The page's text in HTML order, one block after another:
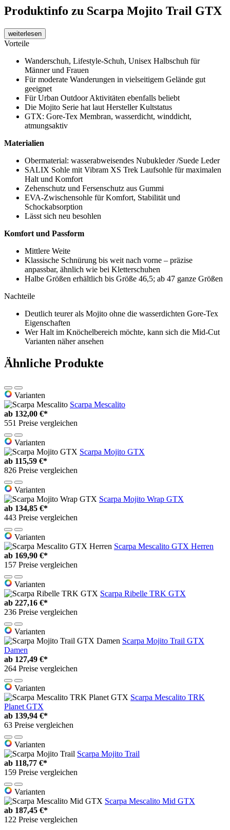
Produktinfo zu Scarpa Mojito Trail GTX
weiterlesen
Vorteile
Wanderschuh, Lifestyle-Schuh, Unisex Halbschuh für
Männer und Frauen
Für moderate Wanderungen in vielseitigem Gelände gut
geeignet
Für Urban Outdoor Aktivitäten ebenfalls beliebt
Die Mojito Serie hat laut Hersteller Kultstatus
GTX: Gore-Tex Membran, wasserdicht, winddicht,
atmungsaktiv
Materialien
Obermaterial: wasserabweisendes Nubukleder /Suede Leder
SALIX Sohle mit Vibram XS Trek Laufsohle für maximalen
Halt und Komfort
Zehenschutz und Fersenschutz aus Gummi
EVA-Zwischensohle für Komfort, Stabilität und
Schockabsorption
Lässt sich neu besohlen
Komfort und Passform
Mittlere Weite
Klassische Schnürung bis weit nach vorne – präzise
anpassbar, ähnlich wie bei Kletterschuhen
Halbe Größen erhältlich bis Größe 46,5; ab 47 ganze Größen
Nachteile
Deutlich teurer als Mojito ohne die wasserdichten Gore-Tex
Eigenschaften
Wer Halt im Knöchelbereich möchte, kann sich die Mid-Cut
Varianten näher ansehen
Ähnliche Produkte
Varianten
Scarpa Mescalito
ab 132,00 €*
551 Preise vergleichen
Varianten
Scarpa Mojito GTX
ab 115,59 €*
826 Preise vergleichen
Varianten
Scarpa Mojito Wrap GTX
ab 134,85 €*
443 Preise vergleichen
Varianten
Scarpa Mescalito GTX Herren
ab 169,90 €*
157 Preise vergleichen
Varianten
Scarpa Ribelle TRK GTX
ab 227,16 €*
236 Preise vergleichen
Varianten
Scarpa Mojito Trail GTX
Damen
ab 127,49 €*
264 Preise vergleichen
Varianten
Scarpa Mescalito TRK
Planet GTX
ab 139,94 €*
63 Preise vergleichen
Varianten
Scarpa Mojito Trail
ab 118,77 €*
159 Preise vergleichen
Varianten
Scarpa Mescalito Mid GTX
ab 187,45 €*
122 Preise vergleichen